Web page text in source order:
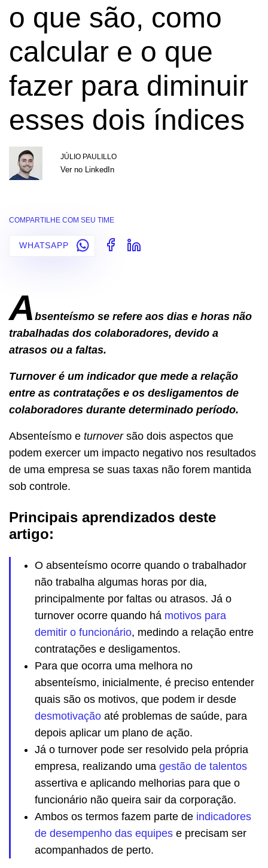
o que são, como
calcular e o que
fazer para diminuir
esses dois índices
JÚLIO PAULILLO
Ver no LinkedIn
COMPARTILHE COM SEU TIME
WHATSAPP
A bsenteísmo se refere aos dias e horas não
trabalhadas dos colaboradores, devido a
atrasos ou a faltas.
Turnover é um indicador que mede a relação
entre as contratações e os desligamentos de
colaboradores durante determinado período.
Absenteísmo e turnoversão dois aspectos que
podem exercer um impacto negativo nos resultados
de uma empresa se suas taxas não forem mantida
sob controle.
Principais aprendizados deste
artigo:
O absenteísmo ocorre quando o trabalhador
não trabalha algumas horas por dia,
principalmente por faltas ou atrasos. Já o
turnover ocorre quando há motivos para
demitir o funcionário, medindo a relação entre
contratações e desligamentos.
Para que ocorra uma melhora no
absenteísmo, inicialmente, é preciso entender
quais são os motivos, que podem ir desde
desmotivação até problemas de saúde, para
depois aplicar um plano de ação.
Já o turnover pode ser resolvido pela própria
empresa, realizando uma gestão de talentos
assertiva e aplicando melhorias para que o
funcionário não queira sair da corporação.
Ambos os termos fazem parte de indicadores
de desempenho das equipes e precisam ser
acompanhados de perto.